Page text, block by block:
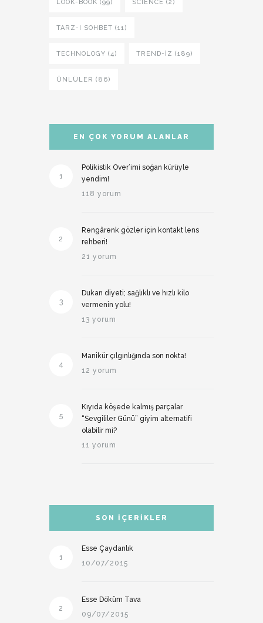
LOOK-BOOK (99) SCIENCE (2)
TARZ-I SOHBET (11)
TECHNOLOGY (4) TREND-IZ (189)
ÜNLÜLER (86)
EN ÇOK YORUM ALANLAR
1
Polikistik Over’imi soğan kürüyle
yendim!
118 yorum
2
Rengârenk gözler için kontakt lens
rehberi!
21 yorum
3
Dukan diyeti; sağlıklı ve hızlı kilo
vermenin yolu!
13 yorum
4
Manikür çılgınlığında son nokta!
12 yorum
5
Kıyıda köşede kalmış parçalar
“Sevgililer Günü” giyim alternatifi
olabilir mi?
11 yorum
SON İÇERIKLER
1
Esse Çaydanlık
10/07/2015
2
Esse Döküm Tava
09/07/2015